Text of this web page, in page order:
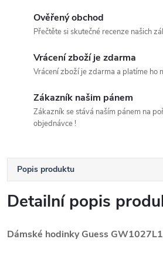
Ověřený obchod
Přečtěte si skutečné recenze našich
Vrácení zboží je zdarma
Vrácení zboží je zdarma a platíme ho
Zákazník našim pánem
Zákazník se stává naším pánem na
objednávce !
Popis produktu
Detailní popis
Dámské hodinky Guess GW1027L1